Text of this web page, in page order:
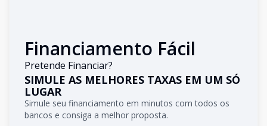
Financiamento Fácil
Pretende Financiar?
SIMULE AS MELHORES TAXAS EM UM SÓ
LUGAR
Simule seu financiamento em minutos com todos os
bancos e consiga a melhor proposta.